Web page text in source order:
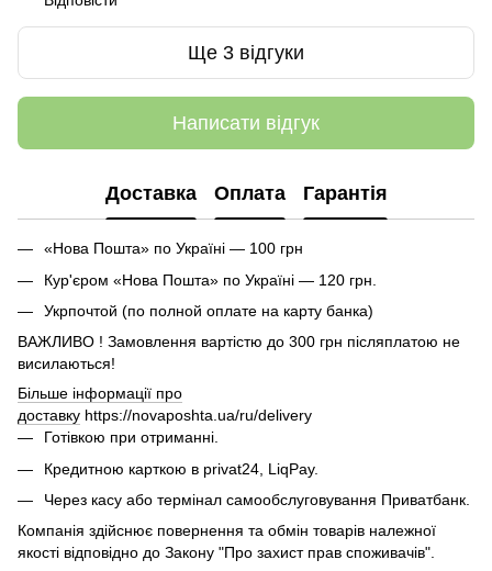
Ще 3 відгуки
Написати відгук
Доставка Оплата Гарантія
«Нова Пошта» по Україні — 100 грн
Кур'єром «Нова Пошта» по Україні — 120 грн.
Укрпочтой (по полной оплате на карту банка)
ВАЖЛИВО ! Замовлення вартістю до 300 грн післяплатою не
висилаються!
Більше інформації про
доставку https://novaposhta.ua/ru/delivery
Готівкою при отриманні.
Кредитною карткою в privat24, LiqPay.
Через касу або термінал самообслуговування Приватбанк.
Компанія здійснює повернення та обмін товарів належної
якості відповідно до Закону "Про захист прав споживачів".